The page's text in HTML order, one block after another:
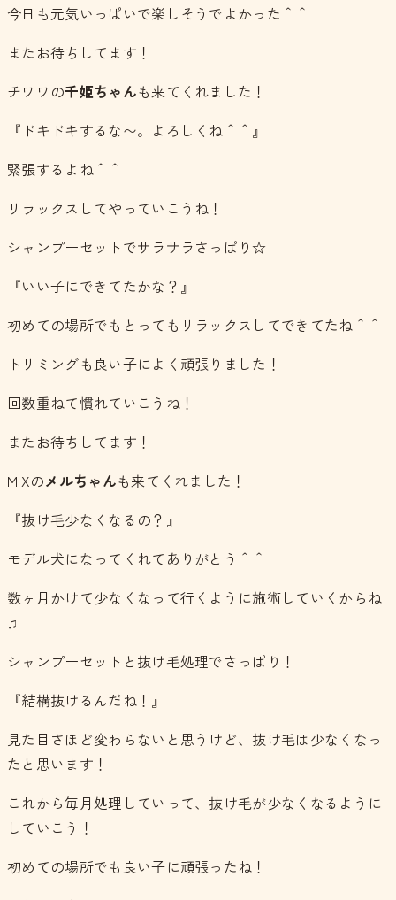
今日も元気いっぱいで楽しそうでよかった＾＾
またお待ちしてます！
チワワの千姫ちゃんも来てくれました！
『ドキドキするな〜。よろしくね＾＾』
緊張するよね＾＾
リラックスしてやっていこうね！
シャンプーセットでサラサラさっぱり☆
『いい子にできてたかな？』
初めての場所でもとってもリラックスしてできてたね＾＾
トリミングも良い子によく頑張りました！
回数重ねて慣れていこうね！
またお待ちしてます！
MIXのメルちゃんも来てくれました！
『抜け毛少なくなるの？』
モデル犬になってくれてありがとう＾＾
数ヶ月かけて少なくなって行くように施術していくからね
♫
シャンプーセットと抜け毛処理でさっぱり！
『結構抜けるんだね！』
見た目さほど変わらないと思うけど、抜け毛は少なくなっ
たと思います！
これから毎月処理していって、抜け毛が少なくなるように
していこう！
初めての場所でも良い子に頑張ったね！